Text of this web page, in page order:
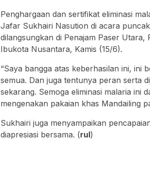
Penghargaan dan sertifikat eliminasi
Jafar Sukhairi Nasution di acara
dilangsungkan di Penajam Paser
Ibukota Nusantara, Kamis (15/6).
“Saya bangga atas keberhasilan ini, ini
semua. Dan juga tentunya peran serta
sekarang. Semoga eliminasi malaria ini
mengenakan pakaian khas Mandailing
Sukhairi juga menyampaikan
diapresiasi bersama. (rul)